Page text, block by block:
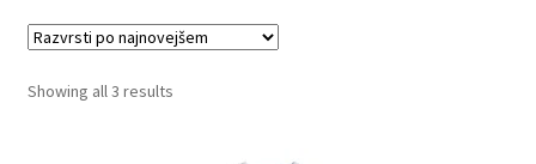
Moj račun
Trgovina
Showing all 3 resultsSorted